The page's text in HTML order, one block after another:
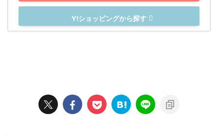
Y!ショッピングから探す